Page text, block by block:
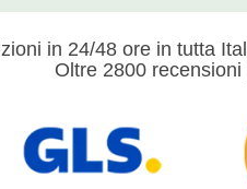
in 24/48 ore in tutta
Oltre 2800 recensioni